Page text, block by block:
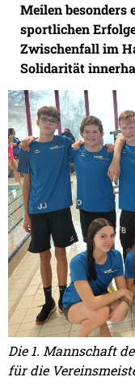
Meilen besonders
sportlichen
Zwischenfall im
Solidarität
Die 1. Mannschaft
für die